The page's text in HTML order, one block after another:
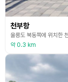
천부항
약 0.3 km